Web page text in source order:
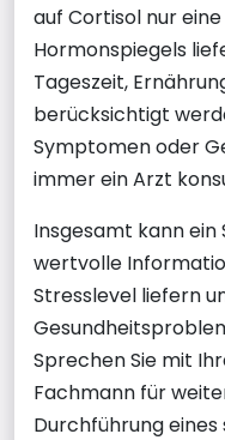
auf Cortisol nur
Hormonspiegels
Tageszeit,
berücksichtigt
Symptomen oder
immer ein Arzt
Insgesamt kann
wertvolle
Stresslevel liefern
Sprechen Sie mit
Fachmann für
Durchführung eines